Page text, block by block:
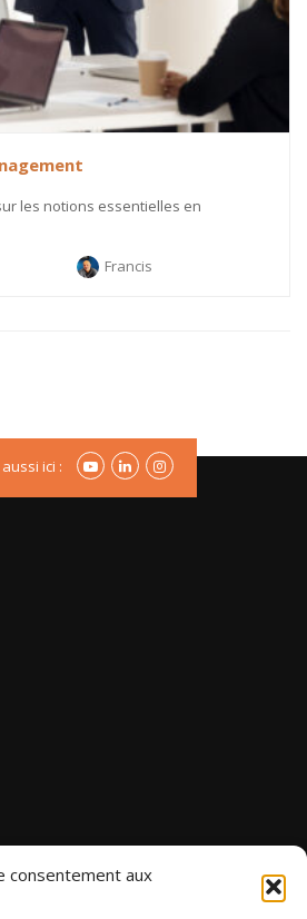
consentement aux
les notions essentielles en
Francis
ici :